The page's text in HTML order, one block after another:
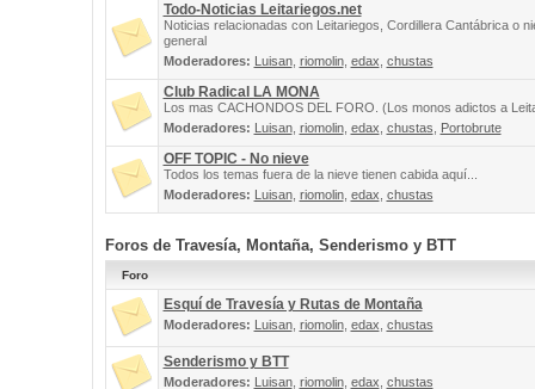
Todo-Noticias Leitariegos.net
Noticias relacionadas con Leitariegos, Cordillera Cantábrica o
general
Moderadores: Luisan, riomolin, edax chustas
Club Radical LA MONA
Los mas CACHONDOS DEL FORO. (Los monos adictos a
Moderadores: Luisan, riomolin, edax chustas Portobrute
OFF TOPIC - No nieve
Todos los temas fuera de la nieve tienen cabida aquí...
Moderadores: Luisan, riomolin, edax chustas
Foros de Travesía, Montaña, Senderismo y BTT
Foro
Esquí de Travesía y Rutas de Montaña
Moderadores: Luisan, riomolin, edax chustas
Senderismo y BTT
Moderadores: Luisan, riomolin, edax chustas